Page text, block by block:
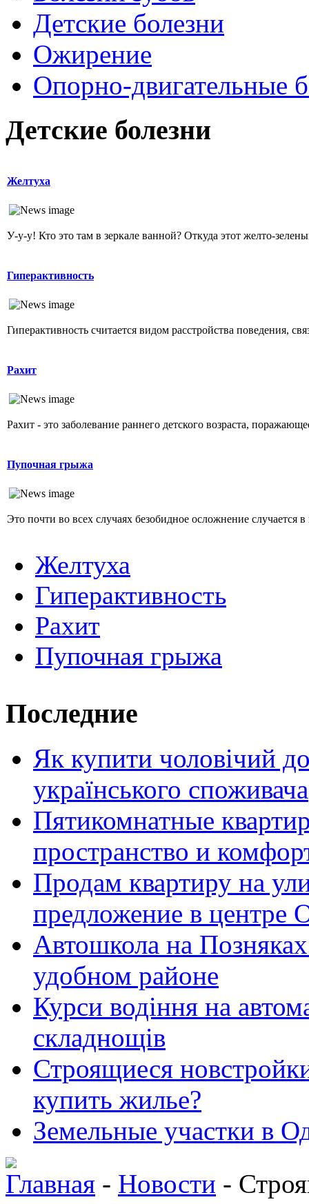
Детские болезни
Ожирение
Опopно-двигательные
Детские болезни
Желтуха
У-у-у! Кто это там в зеркале ванной? Откуда этот желто-
Гиперактивность
Гиперактивность считается видом расстройства поведения,
Рахит
Рахит - это заболевание раннего детского возраста,
Пупочная грыжа
Это почти во всех случаях безобидное осложнение случается
Желтуха
Гиперактивность
Рахит
Пупочная грыжа
Последние
Як купити чоловічий
українського споживача
Пятикомнатные
пространство и
Продам квартиру на
предложение в центре
Автошкола на
удобном районе
Курси водіння на
складнощів
Строящиеся
купить жилье?
Земельные участки в
Главная - Новости -